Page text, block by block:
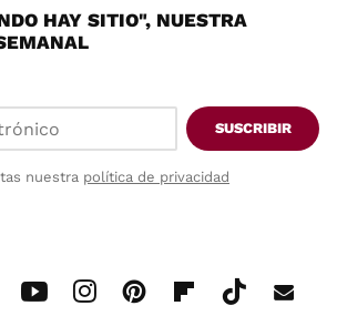
HAY SITIO", NUESTRA
SUSCRIBIR
nuestra política de privacidad